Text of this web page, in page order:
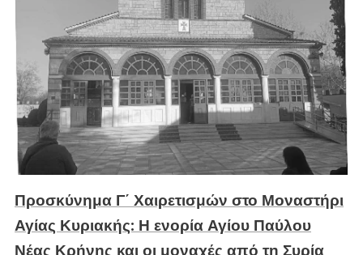
Προσκύνημα Γ΄ Χαιρετισμών στο Μοναστήρι
Αγίας Κυριακής: Η ενορία Αγίου Παύλου
Νέας Κρήνης και οι μοναχές από τη Συρία